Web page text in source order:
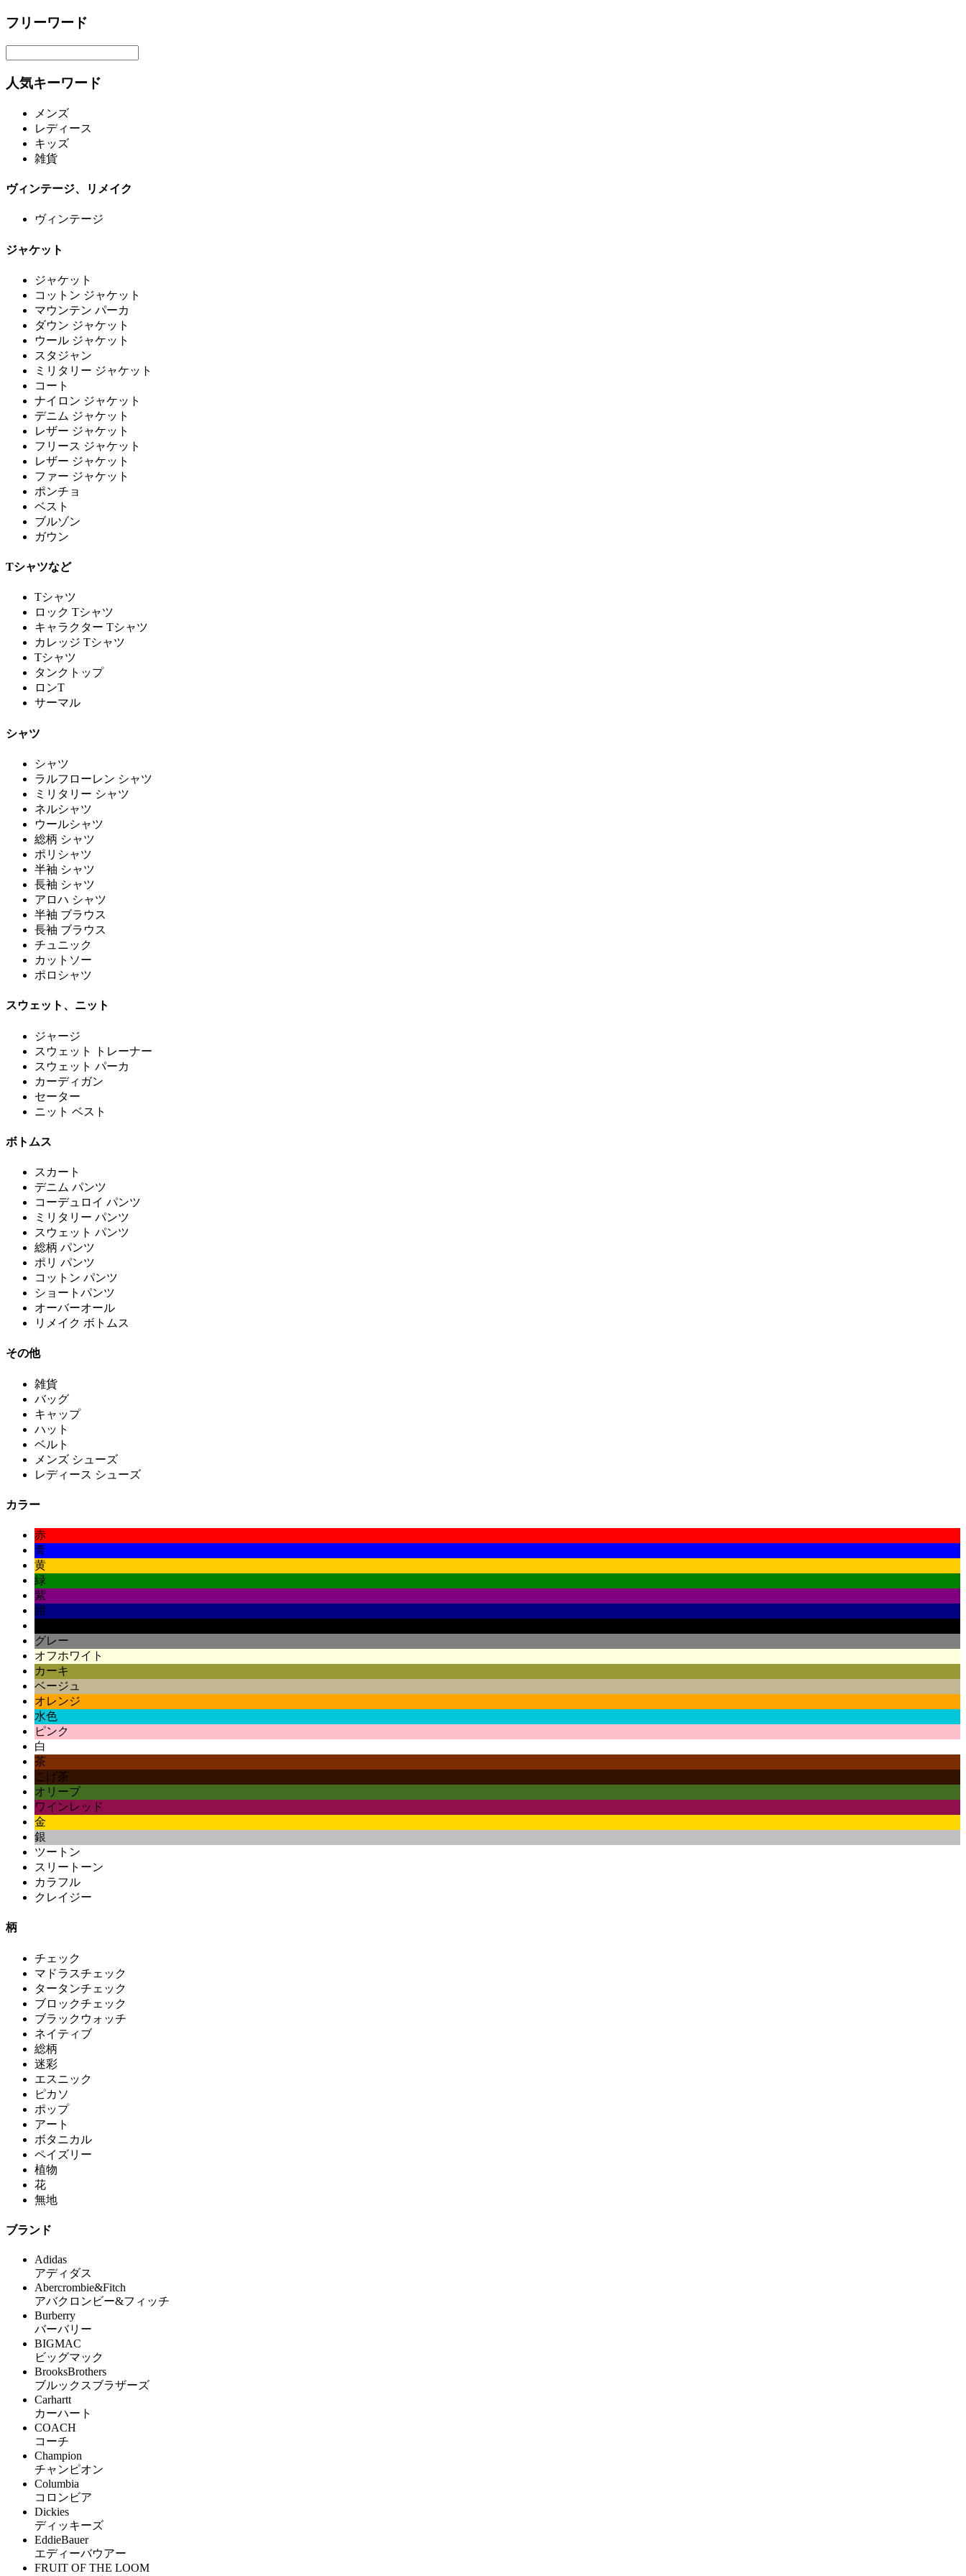
フリーワード
人気キーワード
メンズ
レディース
キッズ
雑貨
ヴィンテージ、リメイク
ヴィンテージ
ジャケット
ジャケット
コットン ジャケット
マウンテン パーカ
ダウン ジャケット
ウール ジャケット
スタジャン
ミリタリー ジャケット
コート
ナイロン ジャケット
デニム ジャケット
レザー ジャケット
フリース ジャケット
レザー ジャケット
ファー ジャケット
ポンチョ
ベスト
ブルゾン
ガウン
Tシャツなど
Tシャツ
ロック Tシャツ
キャラクター Tシャツ
カレッジ Tシャツ
Tシャツ
タンクトップ
ロンT
サーマル
シャツ
シャツ
ラルフローレン シャツ
ミリタリー シャツ
ネルシャツ
ウールシャツ
総柄 シャツ
ポリシャツ
半袖 シャツ
長袖 シャツ
アロハ シャツ
半袖 ブラウス
長袖 ブラウス
チュニック
カットソー
ポロシャツ
スウェット、ニット
ジャージ
スウェット トレーナー
スウェット パーカ
カーディガン
セーター
ニット ベスト
ボトムス
スカート
デニム パンツ
コーデュロイ パンツ
ミリタリー パンツ
スウェット パンツ
総柄 パンツ
ポリ パンツ
コットン パンツ
ショートパンツ
オーバーオール
リメイク ボトムス
その他
雑貨
バッグ
キャップ
ハット
ベルト
メンズ シューズ
レディース シューズ
カラー
赤
青
黄
緑
紫
紺
グレー
オフホワイト
カーキ
ベージュ
オレンジ
水色
ピンク
白
茶
こげ茶
オリーブ
ワインレッド
金
銀
ツートン
スリートーン
カラフル
クレイジー
柄
チェック
マドラスチェック
タータンチェック
ブロックチェック
ブラックウォッチ
ネイティブ
総柄
迷彩
エスニック
ピカソ
ポップ
アート
ボタニカル
ペイズリー
植物
花
無地
ブランド
Adidas
アディダス
Abercrombie&Fitch
アバクロンビー&フィッチ
Burberry
バーバリー
BIGMAC
ビッグマック
BrooksBrothers
ブルックスブラザーズ
Carhartt
カーハート
COACH
コーチ
Champion
チャンピオン
Columbia
コロンビア
Dickies
ディッキーズ
EddieBauer
エディーバウアー
FRUIT OF THE LOOM